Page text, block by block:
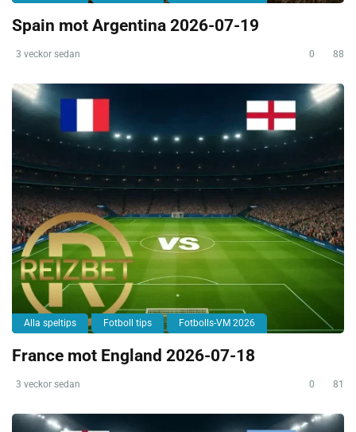
Spain mot Argentina 2026-07-19
3 veckor sedan 0 88
Alla speltips Fotboll tips Fotbolls-VM 2026
France mot England 2026-07-18
3 veckor sedan 0 81